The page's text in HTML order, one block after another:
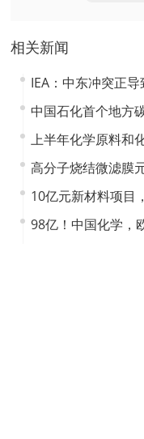
相关新闻
IEA：中东冲突正
中国石化首个地方
上半年化学原料和
高分子烧结微滤膜
10亿元新材料项目
98亿！中国化学，